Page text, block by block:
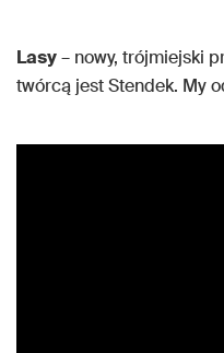
Lasy– nowy, trójmiejski
twórcą jest Stendek. My